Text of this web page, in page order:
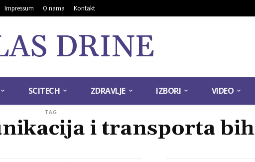
Impressum O nama Kontakt
DRINE
SCITECH ZDRAVLJE IZBORI VIDEO
TAG
i transporta bih